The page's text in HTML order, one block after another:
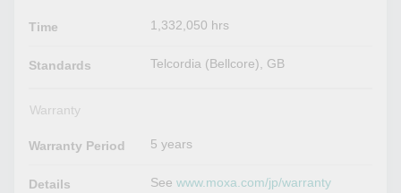
Time 1,332,050 hrs
Standards Telcordia (Bellcore), GB
Warranty
Warranty Period 5 years
Details Seewww.moxa.com/jp/warranty